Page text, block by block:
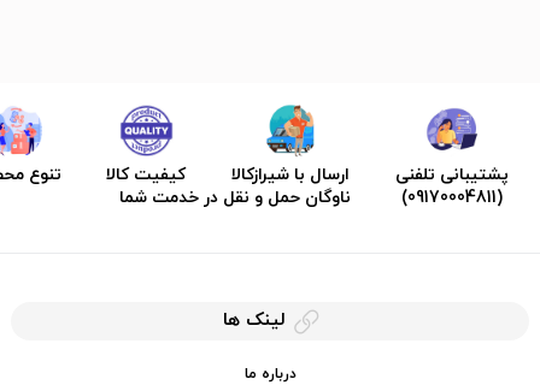
پشتیبانی تلفنی
(09170004811)
ارسال با شیرازکالا
ناوگان حمل و نقل در خدمت شما
کیفیت کالا تنوع
لینک ها
درباره ما